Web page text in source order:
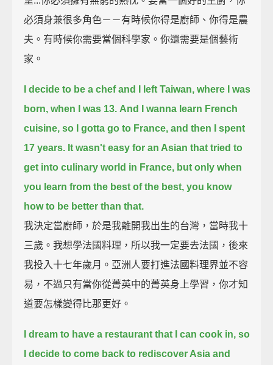
必須身兼很多角色－－有時候你得是廚師、你得是農
夫。有時候你需要當個科學家。你還需要是個藝術
家。
I decide to be a chef and I left Taiwan, where I was
born, when I was 13. And I wanna learn French
cuisine, so I gotta go to France, and then I spent
17 years. It wasn't easy for an Asian that tried to
get into culinary world in France, but only when
you learn from the best of the best, you know
how to be better than that.
我決定當廚師，於是我離開我出生的台灣，當時我十
三歲。我想學法國料理，所以我一定要去法國，後來
我投入十七年歲月。亞洲人要打進法國料理界並不容
易，不過只有當你從菁英中的菁英身上學習，你才知
道要怎樣變得比那更好。
I dream to have a restaurant that I can cook in, so
I decide to come back to rediscover Asia and